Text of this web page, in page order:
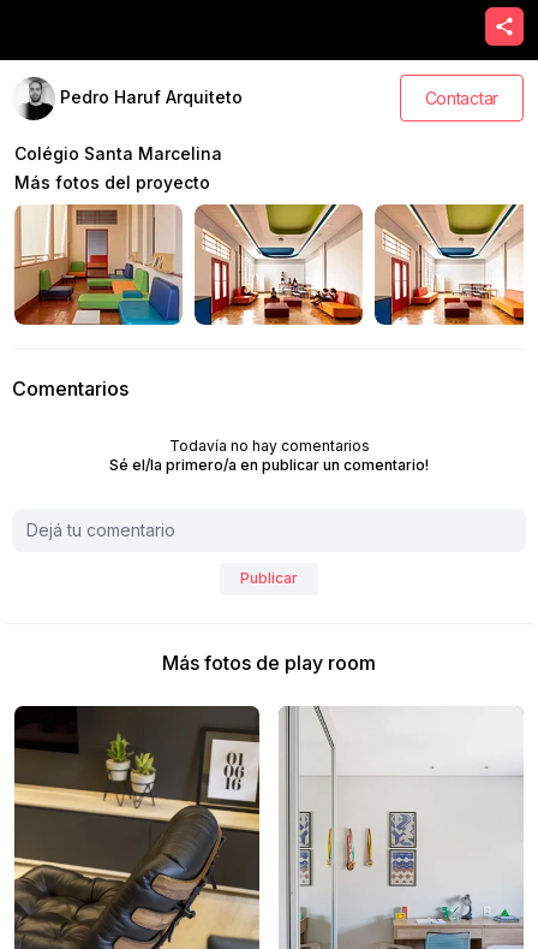
Pedro Haruf Arquiteto Contactar
Colégio Santa Marcelina
Más fotos del proyecto
Comentarios
Todavía no hay comentarios
Sé el/la primero/a en publicar un comentario!
Publicar
Más fotos de play room